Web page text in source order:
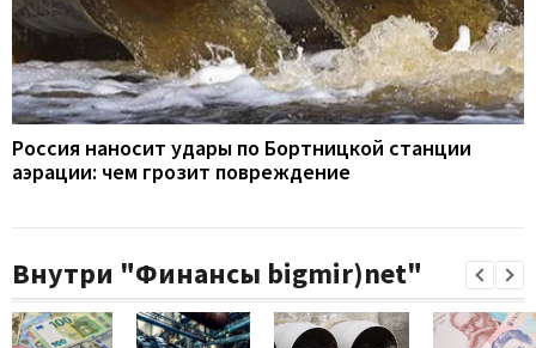
Россия наносит удары по Бортницкой станции
аэрации: чем грозит повреждение
Внутри "Финансы bigmir)net"